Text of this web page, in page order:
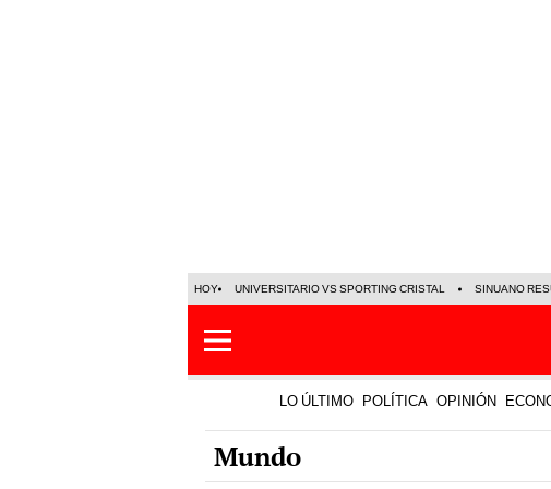
HOY UNIVERSITARIO VS SPORTING CRISTAL SINUANO
LO ÚLTIMO POLÍTICA OPINIÓN
Mundo